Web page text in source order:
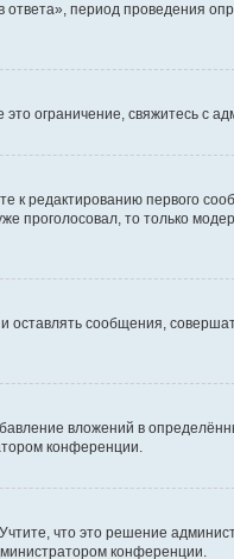
период проведения
ограничение, свяжитесь с
к редактированию первого
проголосовал, то только
сообщения,
вложений в
конференции.
что это решение
конференции.